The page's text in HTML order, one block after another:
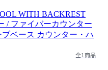
全1商品